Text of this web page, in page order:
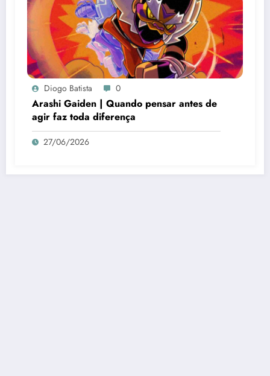
Diogo Batista 0
Arashi Gaiden | Quando pensar antes de
agir faz toda diferença
27/06/2026